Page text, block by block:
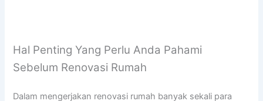
Hal Penting Yang Perlu Anda Pahami
Sebelum Renovasi Rumah
Dalam mengerjakan renovasi rumah banyak sekali para